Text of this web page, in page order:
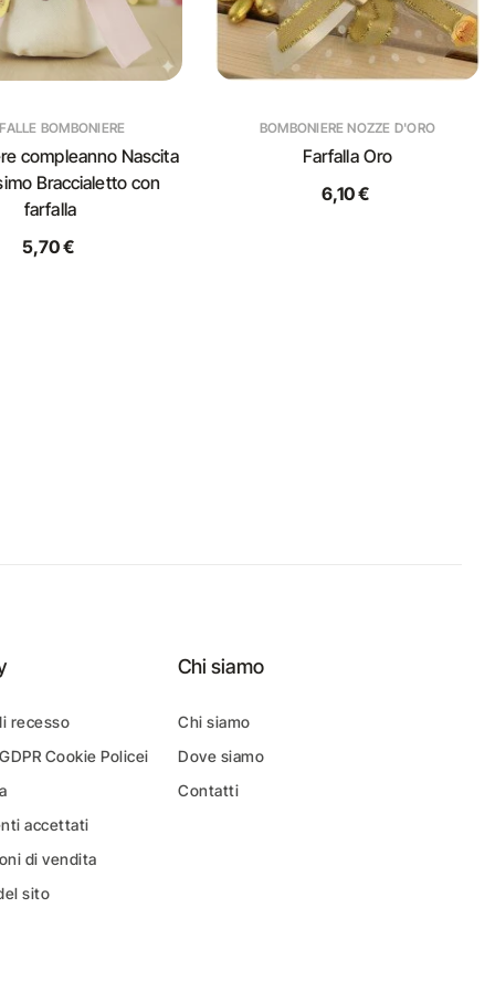
BOMBONIERE
compleanno Nascita
Braccialetto con
farfalla
5,70 €
BOMBONIERE NOZZE D'ORO
Farfalla Oro
6,10 €
recesso
Cookie Policei
accettati
di vendita
sito
Chi siamo
Chi siamo
Dove siamo
Contatti